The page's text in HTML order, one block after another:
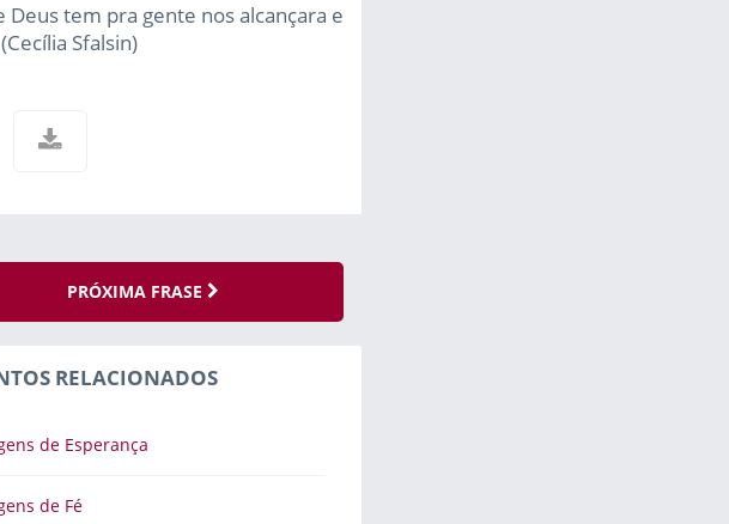
tem pra gente nos alcançara e
Sfalsin)
PRÓXIMA FRASE
RELACIONADOS
de Esperança
de Fé